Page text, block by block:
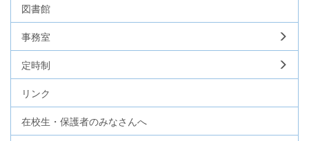
図書館
事務室
定時制
リンク
在校生・保護者のみなさんへ